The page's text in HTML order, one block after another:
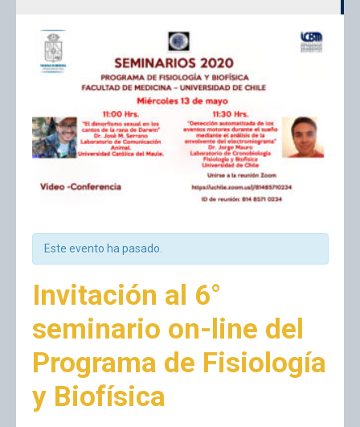
Este evento ha pasado.
Invitación al 6°
seminario on-line del
Programa de Fisiología
y Biofísica